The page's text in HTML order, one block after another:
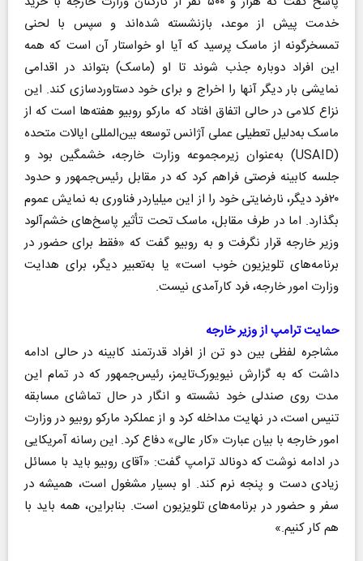
خدمت پیش از موعد، بازنشسته شده‌اند و سپس با لحنی
تمسخر‌گونه از ماسک پرسید که آیا او خواستار آن است که همه
این افراد دوباره جذب شوند تا او (ماسک) بتواند در اقدامی
نمایشی بار دیگر آنها را اخراج و برای خود دستاورد‌سازی کند. این
نزاع کلامی در حالی اتفاق افتاد که مارکو روبیو هفته‌ها است که از
ماسک به‌دلیل تعطیلی عملی آژانس توسعه بین‌المللی ایالات متحده
(USAID) به‌عنوان زیر‌مجموعه وزارت خارجه، خشمگین بود و
جلسه کابینه فرصتی فراهم کرد که در مقابل رئیس‌جمهور و حدود
۲۰‌فرد دیگر، نارضایتی خود را از این میلیاردر فناوری به نمایش عموم
بگذارد. اما در طرف مقابل، ماسک تحت تأثیر پاسخ‌های خشم‌آلود
وزیر خارجه قرار نگرفت و به روبیو گفت که «فقط برای حضور در
برنامه‌های تلویزیون خوب است» یا به‌تعبیر دیگر، برای هدایت
وزارت امور خارجه، ‌فرد کارآمدی نیست.
حمایت ترامپ از وزیر خارجه
مشاجره لفظی بین دو تن از افراد قدرتمند کابینه در حالی ادامه
داشت که به گزارش نیویورک‌تایمز، رئیس‌جمهور که در تمام این
مدت روی صندلی خود نشسته و انگار در حال تماشای مسابقه
تنیس است، در نهایت مداخله کرد و از عملکرد مارکو روبیو در وزارت
امور خارجه با بیان عبارت «کار عالی» دفاع کرد. این رسانه آمریکایی
در ادامه نوشت که دونالد ترامپ گفت: «آقای روبیو باید با مسائل
زیادی دست و پنجه نرم کند. او بسیار مشغول است، همیشه در
سفر و حضور در برنامه‌های تلویزیون است. بنابر‌این، همه باید با
هم کار کنیم.»